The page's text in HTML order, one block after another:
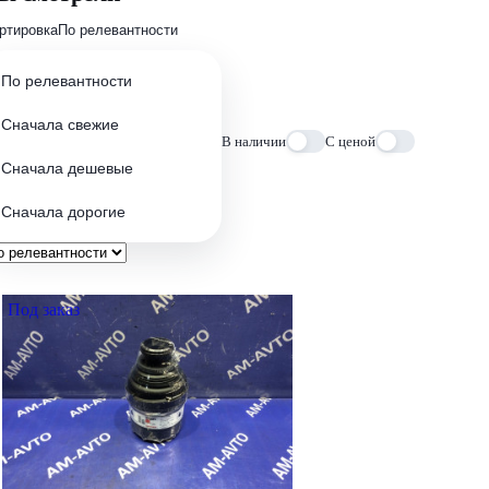
По релевантности
По релевантности
Сначала свежие
Сначала дешевые
Сначала дорогие
В наличии С ценой
Под заказ